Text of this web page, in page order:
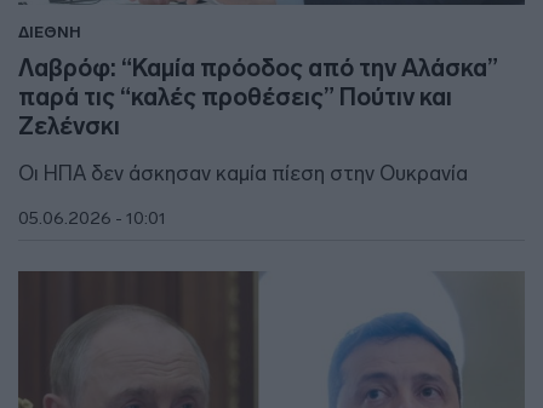
ΔΙΕΘΝΗ
Λαβρόφ: “Καμία πρόοδος από την Αλάσκα”
παρά τις “καλές προθέσεις” Πούτιν και
Ζελένσκι
Οι ΗΠΑ δεν άσκησαν καμία πίεση στην Ουκρανία
05.06.2026 - 10:01